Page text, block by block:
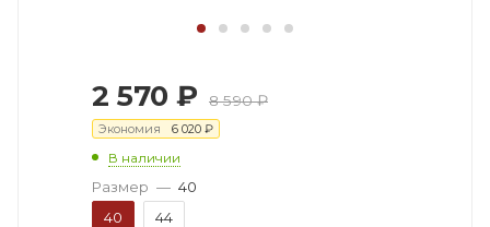
2 570 ₽ 8 590₽
Экономия 6 020 ₽
В наличии
Размер — 40
40
44